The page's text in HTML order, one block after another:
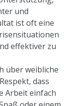
und
ist oft eine
effektiver zu
über weibliche
dass
Arbeit einfach